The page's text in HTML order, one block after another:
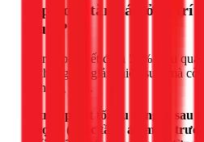
Lắp bơm tăng áp ở vị trí
thuật?
Vị trí lắp quyết định 50% hiệu
trí không chỉ giảm hiệu suất mà
hư hỏng sớm.
Vị trí lắp đặt tối ưu là ngay sau
thượng (hoặc tầng áp mái),